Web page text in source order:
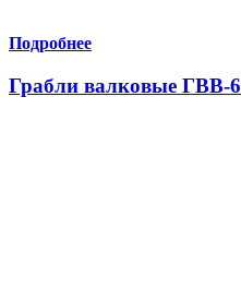
Подробнее
Грабли валковые ГВВ-6